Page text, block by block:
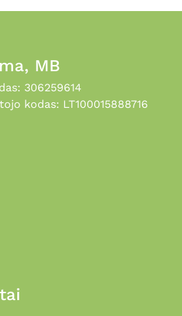
MB
306259614
kodas: LT100015888716